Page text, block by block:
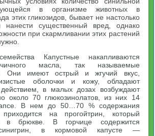
в организме животных в
этих гликозидов, бывает не настолько
существенный вред, однако
при скармливании этих растений
Капустные накапливаются
масла, так называемые
. Они имеют острый и жгучий вкус,
оболочки и кожу, обладают
в малых дозах возбуждают
около 70 глюкозинолатов, из них 14
В нем до 50…70 % содержания
приходится на прогойтрин, который
в брюкве. В горчице содержится
синигрин, в кормовой капусте —